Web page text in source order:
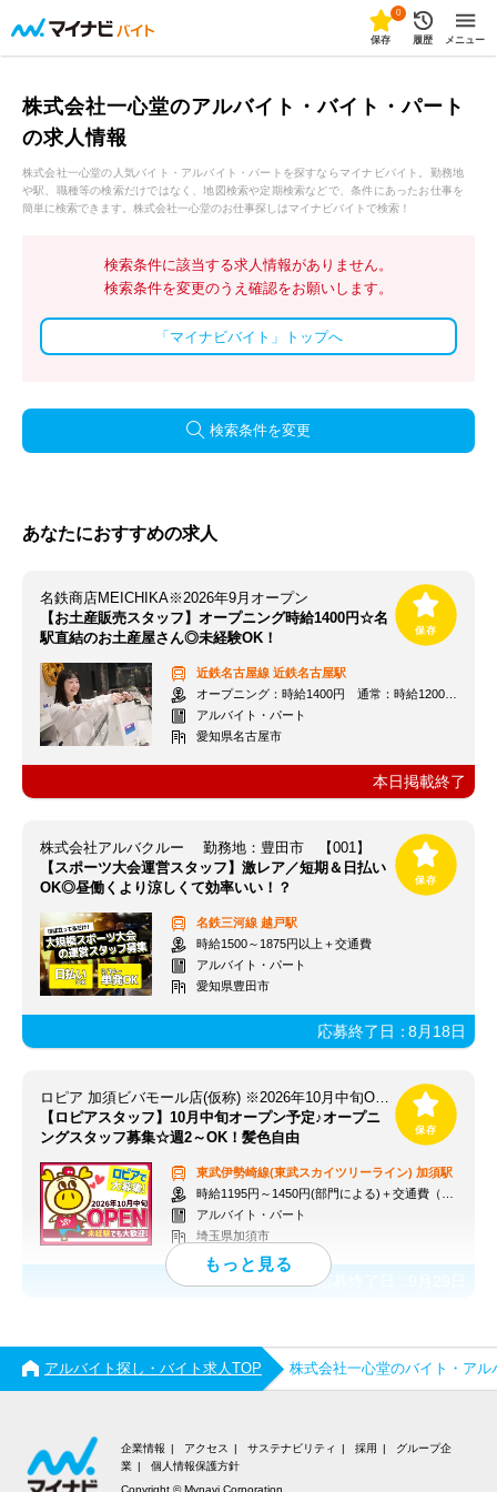
0
保存 履歴 メニュー
株式会社一心堂のアルバイト・バイト・パート
の求人情報
株式会社一心堂の人気バイト・アルバイト・パートを探すならマイナビバイト。勤務地
や駅、職種等の検索だけではなく、地図検索や定期検索などで、条件にあったお仕事を
簡単に検索できます。株式会社一心堂のお仕事探しはマイナビバイトで検索！
検索条件に該当する求人情報がありません。
検索条件を変更のうえ確認をお願いします。
「マイナビバイト」トップへ
検索条件を変更
あなたにおすすめの求人
名鉄商店MEICHIKA※2026年9月オープン
【お土産販売スタッフ】オープニング時給1400円☆名
駅直結のお土産屋さん◎未経験OK！
近鉄名古屋線 近鉄名古屋駅
オープニング：時給1400円 通常：時給1200円～＋交通費全額支給
アルバイト・パート
愛知県名古屋市
本日掲載終了
株式会社アルバクルー 勤務地：豊田市 【001】
【スポーツ大会運営スタッフ】激レア／短期＆日払い
OK◎昼働くより涼しくて効率いい！？
名鉄三河線 越戸駅
時給1500～1875円以上＋交通費
アルバイト・パート
愛知県豊田市
応募終了日：8月18日
ロピア 加須ビバモール店(仮称) ※2026年10月中旬OPEN予定
【ロピアスタッフ】10月中旬オープン予定♪オープニ
ングスタッフ募集☆週2～OK！髪色自由
東武伊勢崎線(東武スカイツリーライン) 加須駅
時給1195円～1450円(部門による)＋交通費（社内規定）
アルバイト・パート
埼玉県加須市
応募終了日：
アルバイト探し・バイト求人TOP 株式会社一心堂のバイト・アル
企業情報 アクセス サステナビリティ 採用
グループ企
業
個人情報保護方針
Copyright © Mynavi Corporation